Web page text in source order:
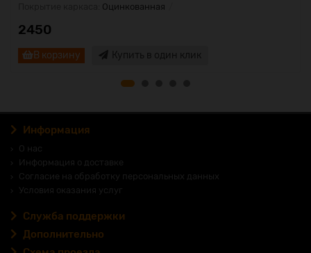
Оцинкованная
2450
В корзину Купить в один клик
Информация
О нас
Информация о доставке
Согласие на обработку персональных данных
Условия оказания услуг
Служба поддержки
Дополнительно